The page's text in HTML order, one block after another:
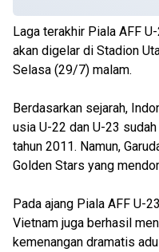
Laga terakhir Piala AFF
akan digelar di Stadion
Selasa (29/7) malam.
Berdasarkan sejarah,
usia U-22 dan U-23
tahun 2011. Namun,
Golden Stars yang
Pada ajang Piala AFF U-
Vietnam juga berhasil
kemenangan dramatis